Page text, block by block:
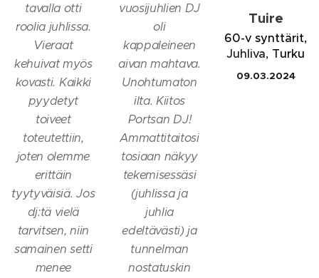
tavalla otti
roolia juhlissa.
Vieraat
kehuivat myös
kovasti. Kaikki
pyydetyt
toiveet
toteutettiin,
joten olemme
erittäin
tyytyväisiä. Jos
dj:tä vielä
tarvitsen, niin
samainen setti
menee
vuosijuhlien DJ
oli
kappaleineen
aivan mahtava.
Unohtumaton
ilta. Kiitos
Portsan DJ!
Ammattitaitosi
tosiaan näkyy
tekemisessäsi
(juhlissa ja
juhlia
edeltävästi) ja
tunnelman
nostatuskin
Tuire
60-v synttärit,
Juhliva, Turku
09.03.2024